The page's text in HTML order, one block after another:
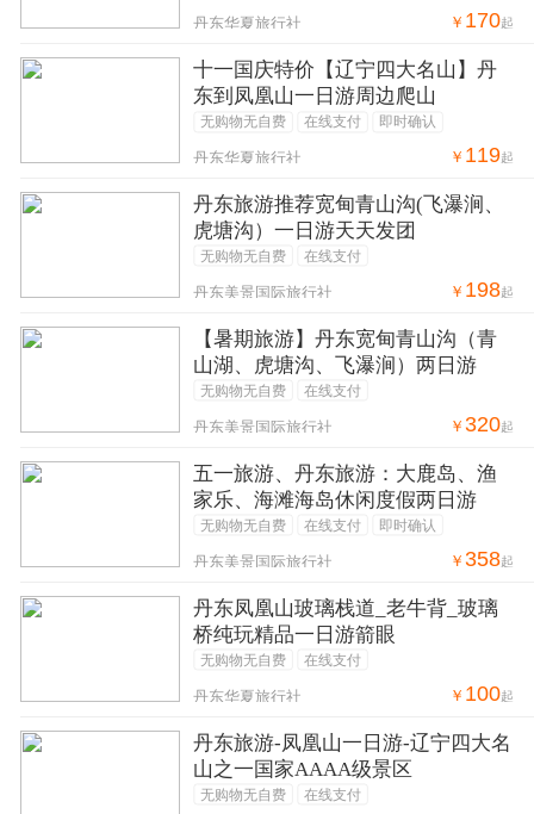
丹东华夏旅行社 ￥ 170起
十一国庆特价【辽宁四大名山】丹
东到凤凰山一日游周边爬山
无购物无自费 在线支付 即时确认
丹东华夏旅行社 ￥ 119起
丹东旅游推荐宽甸青山沟(飞瀑涧、
虎塘沟）一日游天天发团
无购物无自费 在线支付
丹东美景国际旅行社 ￥ 198起
【暑期旅游】丹东宽甸青山沟（青
山湖、虎塘沟、飞瀑涧）两日游
无购物无自费 在线支付
丹东美景国际旅行社 ￥320起
五一旅游、丹东旅游：大鹿岛、渔
家乐、海滩海岛休闲度假两日游
无购物无自费 在线支付 即时确认
丹东美景国际旅行社 ￥358起
丹东凤凰山玻璃栈道_老牛背_玻璃
桥纯玩精品一日游箭眼
无购物无自费 在线支付
丹东华夏旅行社 ￥ 100起
丹东旅游-凤凰山一日游-辽宁四大名
山之一国家AAAA级景区
无购物无自费 在线支付